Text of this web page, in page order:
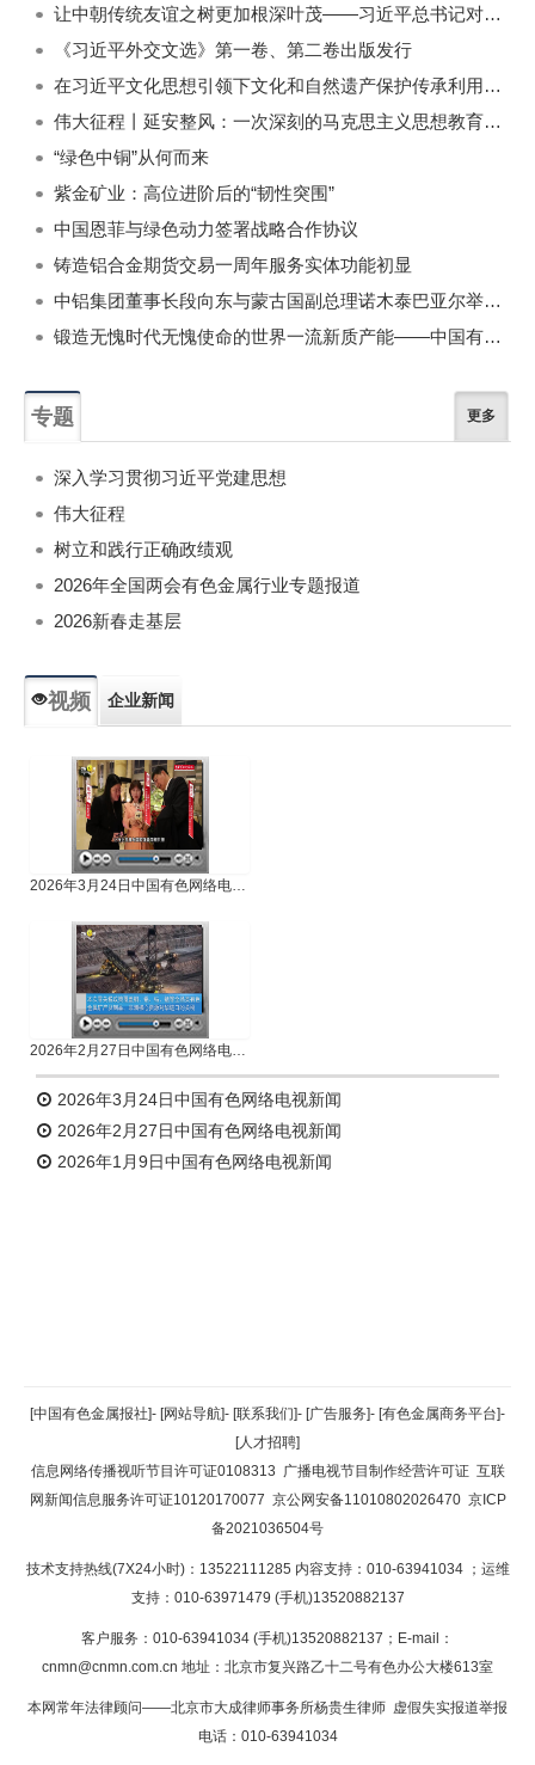
让中朝传统友谊之树更加根深叶茂——习近平总书记对朝鲜进行国事访问纪实
《习近平外交文选》第一卷、第二卷出版发行
在习近平文化思想引领下文化和自然遗产保护传承利用工作开创新局面
伟大征程丨延安整风：一次深刻的马克思主义思想教育运动
“绿色中铜”从何而来
紫金矿业：高位进阶后的“韧性突围”
中国恩菲与绿色动力签署战略合作协议
铸造铝合金期货交易一周年服务实体功能初显
中铝集团董事长段向东与蒙古国副总理诺木泰巴亚尔举行会谈
锻造无愧时代无愧使命的世界一流新质产能——中国有色金属工业的战略应对与破局之道（二）
专题 更多
深入学习贯彻习近平党建思想
伟大征程
树立和践行正确政绩观
2026年全国两会有色金属行业专题报道
2026新春走基层
视频 企业新闻
2026年3月24日中国有色网络电视新闻
2026年2月27日中国有色网络电视新闻
2026年3月24日中国有色网络电视新闻
2026年2月27日中国有色网络电视新闻
2026年1月9日中国有色网络电视新闻
返回顶部
返回首页
[中国有色金属报社]- [网站导航]- [联系我们]- [广告服务]- [有色金属商务平台]-
[人才招聘]
信息网络传播视听节目许可证0108313 广播电视节目制作经营许可证 互联
网新闻信息服务许可证10120170077 京公网安备11010802026470 京ICP
备2021036504号
技术支持热线(7X24小时)：13522111285 内容支持：010-63941034 ；运维
支持：010-63971479 (手机)13520882137
客户服务：010-63941034 (手机)13520882137；E-mail：
cnmn@cnmn.com.cn 地址：北京市复兴路乙十二号有色办公大楼613室
本网常年法律顾问——北京市大成律师事务所杨贵生律师 虚假失实报道举报
电话：010-63941034